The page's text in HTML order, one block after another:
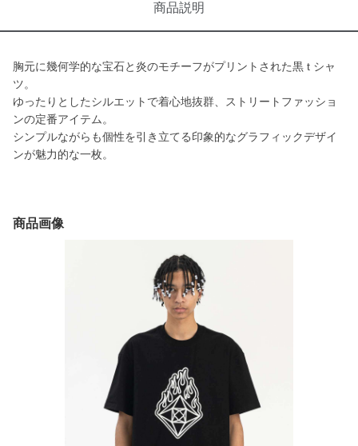
商品説明
胸元に幾何学的な宝石と炎のモチーフがプリントされた黒 t シャ
ツ。
ゆったりとしたシルエットで着心地抜群、ストリートファッショ
ンの定番アイテム。
シンプルながらも個性を引き立てる印象的なグラフィックデザイ
ンが魅力的な一枚。
商品画像